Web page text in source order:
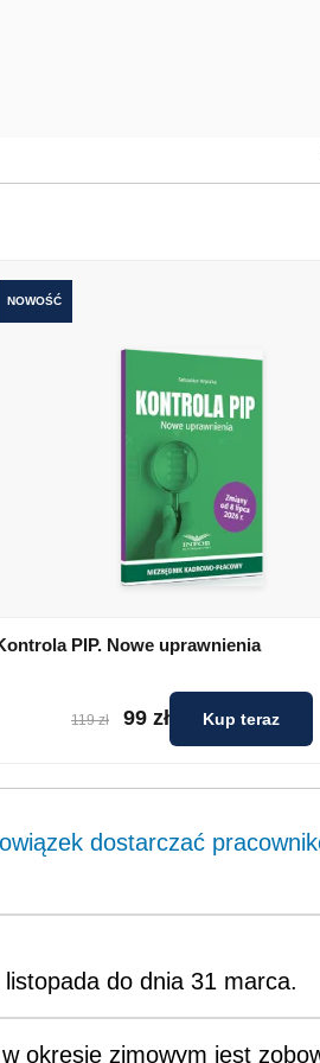
NOWOŚĆ
PIP. Nowe uprawnienia
119 zł 99 zł Kup teraz
dostarczać
do dnia 31 marca.
okresie zimowym jest